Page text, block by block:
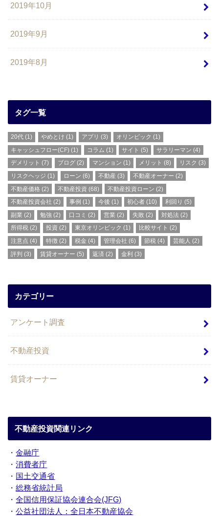
2019年10月
2019年9月
2019年8月
タグ一覧
20代 (1) やめとけ (1) アプリ (3) オリンピック (1)
キャッシュフロー(CF) (1) コラム (1) サイト (5) サラリーマン (4)
デメリット (7) ブログ(2) マンション (1) メリット (8) リスク (3)
リスクヘッジ (1) ローン (6) 不動産(3) 不動産オーナー (2)
不動産価格 (2) 不動産投資 (68) 不動産投資ローン (2)
不動産投資会社 (2) 事例 (1) 今後 (1) 初心者 (10) 利回り (5)
副業 (2) 勉強 (2) 口コミ (2) 営業 (2) 失敗 (2) 対処法 (2)
所得税 (2) 投資 (2) 東京オリンピック (1) 比較サイト (2)
注意点 (4) 特徴(2) 税金 (4) 管理会社 (6) 節税 (4) 芸能人 (2)
評判 (3) 賃貸オーナー (5) 返済 (2) 金利 (3)
カテゴリー
アンケート調査
不動産投資
賃貸オーナー
不動産投資関連リンク
・金融庁
・消費者庁
・ 国土交通省
・総務省統計局
・全国信用保証協会連合会(JFG)
・公益社団法人：全日本不動産協会